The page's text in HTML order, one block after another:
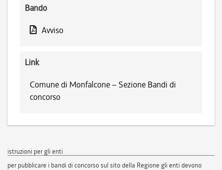
Bando
Avviso
Link
Comune di Monfalcone – Sezione Bandi di
concorso
istruzioni per gli enti
per pubblicare i bandi di concorso sul sito della Regione gli enti devono